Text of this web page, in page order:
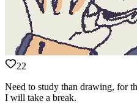
22
Need to study than drawing, for
I will take a break.